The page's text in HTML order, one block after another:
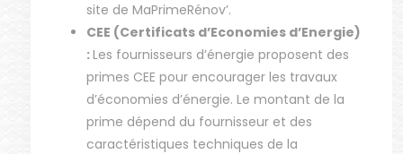
site de MaPrimeRénov’.
CEE (Certificats d’Economies d’Energie)
:Les fournisseurs d’énergie proposent des
primes CEE pour encourager les travaux
d’économies d’énergie. Le montant de la
prime dépend du fournisseur et des
caractéristiques techniques de la